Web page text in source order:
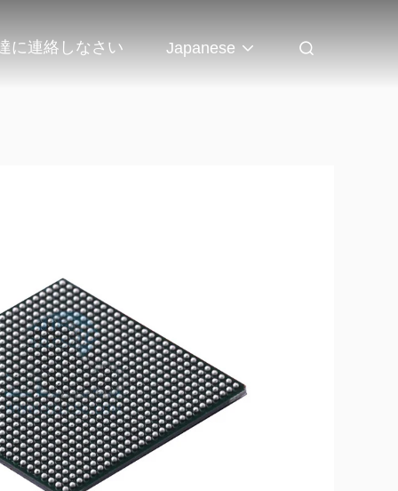
に連絡しなさい Japanese